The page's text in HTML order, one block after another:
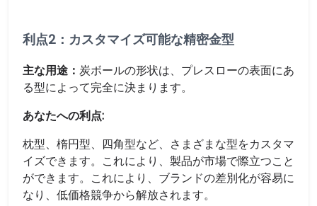
利点2：カスタマイズ可能な精密金型
主な用途： 炭ボールの形状は、プレスローの表面にあ
る型によって完全に決まります。
あなたへの利点:
枕型、楕円型、四角型など、さまざまな型をカスタマ
イズできます。これにより、製品が市場で際立つこと
ができます。これにより、ブランドの差別化が容易に
なり、低価格競争から解放されます。